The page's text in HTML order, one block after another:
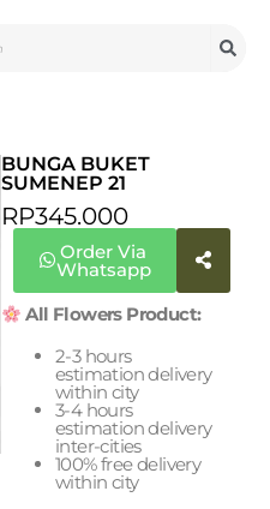
BUNGA BUKET
SUMENEP 21
RP345.000
Order Via
Whatsapp
All Flowers Product:
2-3 hours
estimation delivery
within city
3-4 hours
estimation delivery
inter-cities
100% free delivery
within city